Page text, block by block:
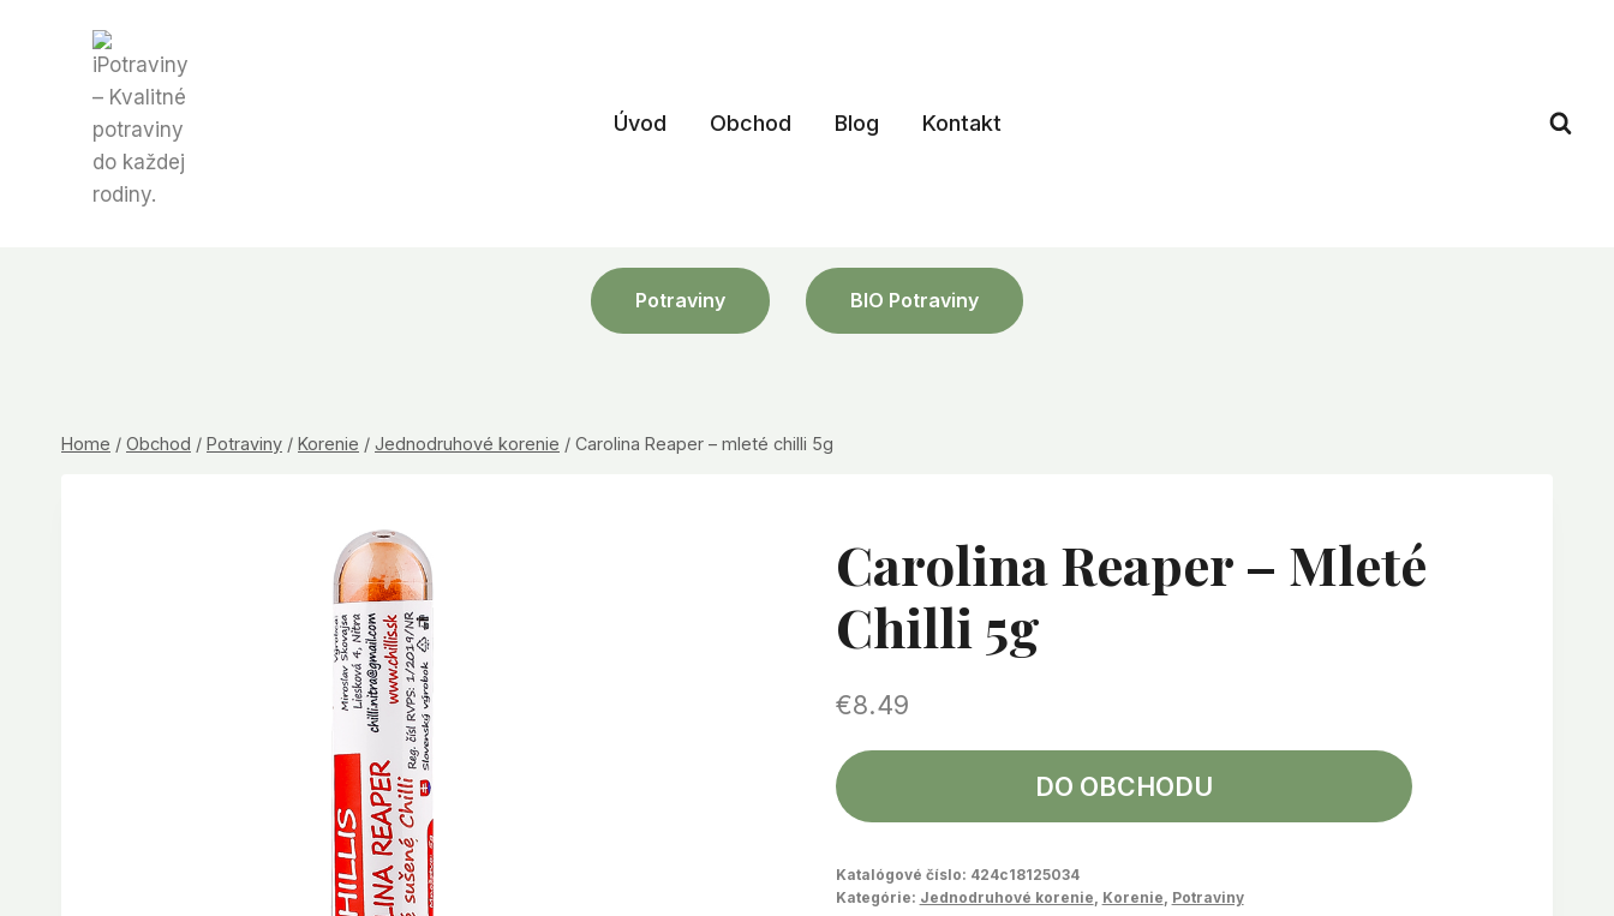
Úvod Obchod Blog Kontakt
Potraviny BIO Potraviny
Home / Obchod / Potraviny / Korenie / Jednodruhové korenie / Carolina Reaper – mleté chilli 5g
Carolina Reaper – Mleté
Chilli 5g
€8.49
DO OBCHODU
Katalógové číslo: 424c18125034
Kategórie: Jednodruhové korenie Korenie Potraviny